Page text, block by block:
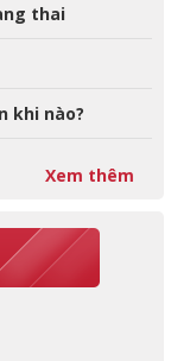
thai
khi nào?
Xem thêm